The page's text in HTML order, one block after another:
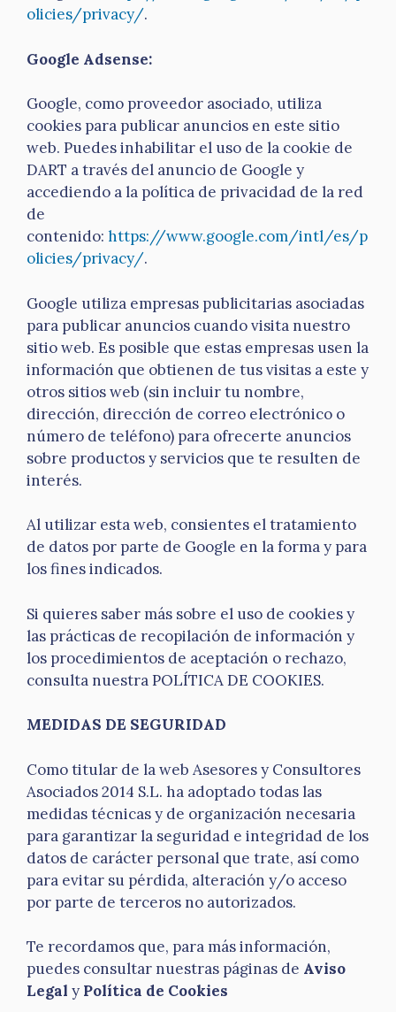
olicies/privacy/.
Google Adsense:
Google, como proveedor asociado, utiliza
cookies para publicar anuncios en este sitio
web. Puedes inhabilitar el uso de la cookie de
DART a través del anuncio de Google y
accediendo a la política de privacidad de la red
de
contenido: https://www.google.com/intl/es/p
olicies/privacy/.
Google utiliza empresas publicitarias asociadas
para publicar anuncios cuando visita nuestro
sitio web. Es posible que estas empresas usen la
información que obtienen de tus visitas a este y
otros sitios web (sin incluir tu nombre,
dirección, dirección de correo electrónico o
número de teléfono) para ofrecerte anuncios
sobre productos y servicios que te resulten de
interés.
Al utilizar esta web, consientes el tratamiento
de datos por parte de Google en la forma y para
los fines indicados.
Si quieres saber más sobre el uso de cookies y
las prácticas de recopilación de información y
los procedimientos de aceptación o rechazo,
consulta nuestra POLÍTICA DE COOKIES.
MEDIDAS DE SEGURIDAD
Como titular de la web Asesores y Consultores
Asociados 2014 S.L. ha adoptado todas las
medidas técnicas y de organización necesaria
para garantizar la seguridad e integridad de los
datos de carácter personal que trate, así como
para evitar su pérdida, alteración y/o acceso
por parte de terceros no autorizados.
Te recordamos que, para más información,
puedes consultar nuestras páginas de Aviso
Legal y Política de Cookies